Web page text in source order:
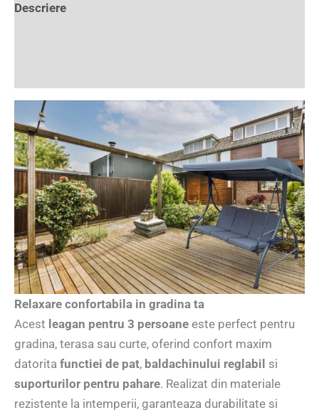
Descriere
Relaxare confortabila in gradina ta
Acest leagan pentru 3 persoane este perfect pentru
gradina, terasa sau curte, oferind confort maxim
datorita functiei de pat, baldachinului reglabil si
suporturilor pentru pahare. Realizat din materiale
rezistente la intemperii, garanteaza durabilitate si